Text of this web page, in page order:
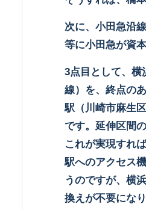
次に、小田急沿
等に小田急が資
3点目として、横
線）を、終点の
駅（川崎市麻生
です。延伸区間
これが実現すれ
駅へのアクセス
うのですが、横
換えが不要にな